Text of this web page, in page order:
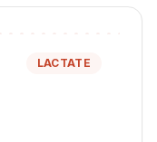
LACTATE